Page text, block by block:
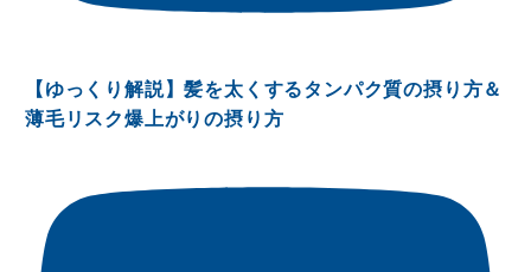
【ゆっくり解説】髪を太くするタンパク質の摂り方＆
薄毛リスク爆上がりの摂り方